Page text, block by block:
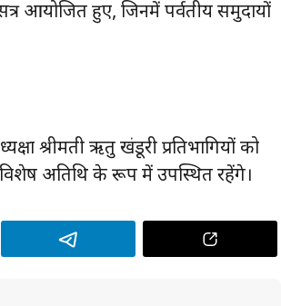
आयोजित हुए, जिनमें पर्वतीय समुदायों
श्रीमती ऋतु खंडूरी प्रतिभागियों को
विशेष अतिथि के रूप में उपस्थित रहेंगे।